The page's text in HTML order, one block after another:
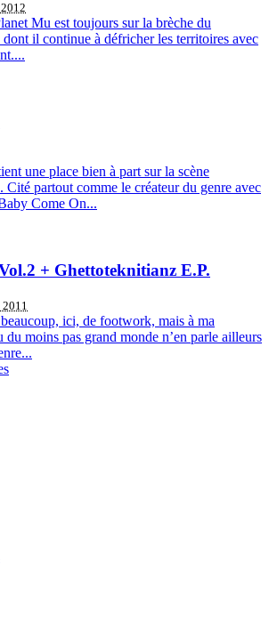
Mu est toujours sur la brèche du
il continue à défricher les territoires avec
une place bien à part sur la scène
partout comme le créateur du genre avec
Come On...
+ Ghettoteknitianz E.P.
ici, de footwork, mais à ma
du moins pas grand monde n’en parle ailleurs